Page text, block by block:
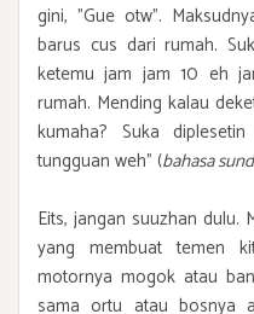
gini, "Gue otw".
barus cus dari rumah.
ketemu jam jam 10 eh
rumah. Mending kalau
kumaha? Suka
tungguan weh" (bahasa
Eits, jangan suuzhan dulu.
yang membuat temen
motornya mogok atau
sama ortu atau bosnya